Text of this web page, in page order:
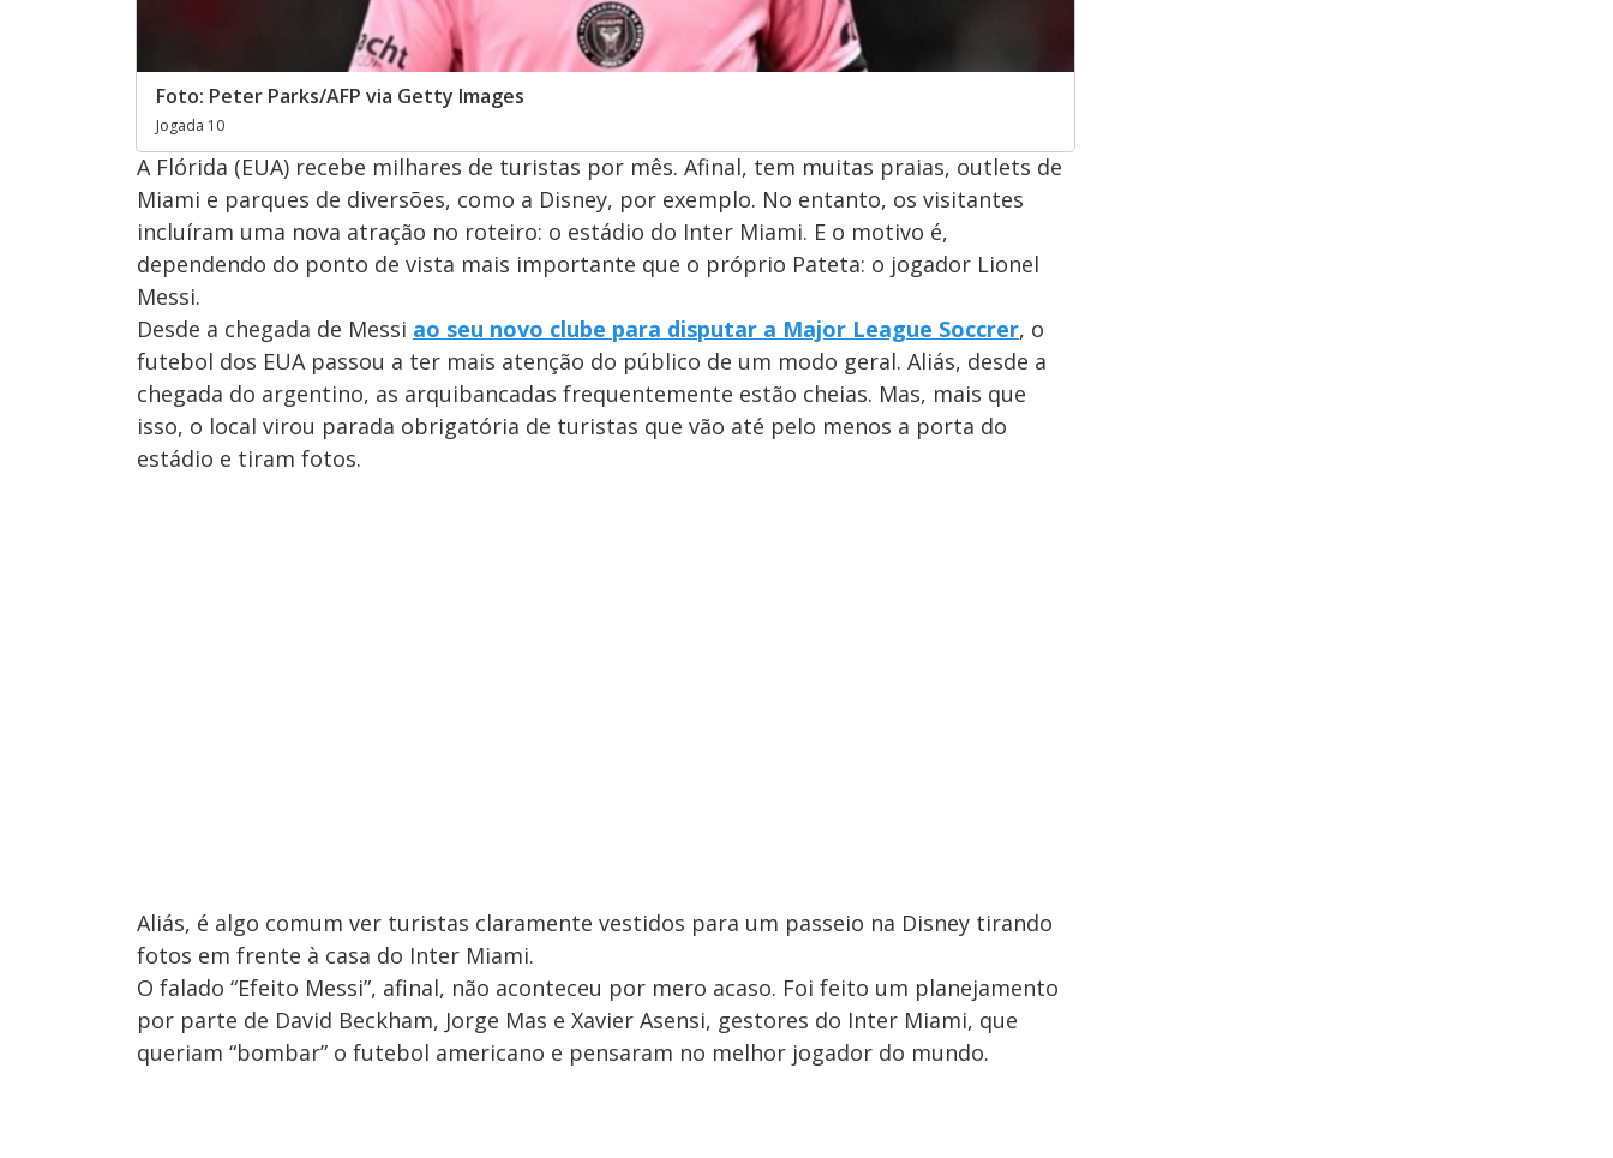
Foto: Peter Parks/AFP via Getty Images
Jogada 10
A Flórida (EUA) recebe milhares de turistas por mês. Afinal, tem muitas praias, outlets de
Miami e parques de diversões, como a Disney, por exemplo. No entanto, os visitantes
incluíram uma nova atração no roteiro: o estádio do Inter Miami. E o motivo é,
dependendo do ponto de vista mais importante que o próprio Pateta: o jogador Lionel
Messi.
Desde a chegada de Messi ao seu novo clube para disputar a Major League Soccrer, o
futebol dos EUA passou a ter mais atenção do público de um modo geral. Aliás, desde a
chegada do argentino, as arquibancadas frequentemente estão cheias. Mas, mais que
isso, o local virou parada obrigatória de turistas que vão até pelo menos a porta do
estádio e tiram fotos.
Aliás, é algo comum ver turistas claramente vestidos para um passeio na Disney tirando
fotos em frente à casa do Inter Miami.
O falado “Efeito Messi”, afinal, não aconteceu por mero acaso. Foi feito um planejamento
por parte de David Beckham, Jorge Mas e Xavier Asensi, gestores do Inter Miami, que
queriam “bombar” o futebol americano e pensaram no melhor jogador do mundo.